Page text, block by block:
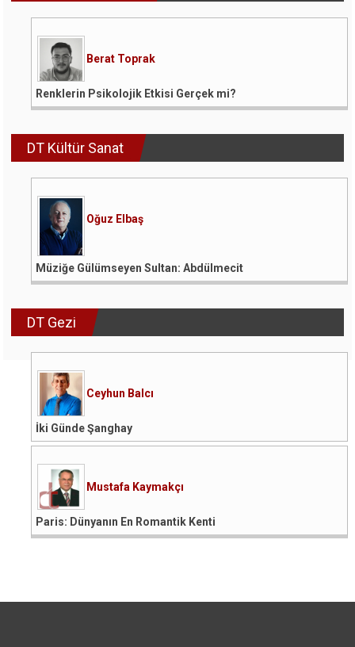
Berat Toprak
Renklerin Psikolojik Etkisi Gerçek mi?
DT Kültür Sanat
Oğuz Elbaş
Müziğe Gülümseyen Sultan: Abdülmecit
DT Gezi
Ceyhun Balcı
İki Günde Şanghay
Mustafa Kaymakçı
Paris: Dünyanın En Romantik Kenti